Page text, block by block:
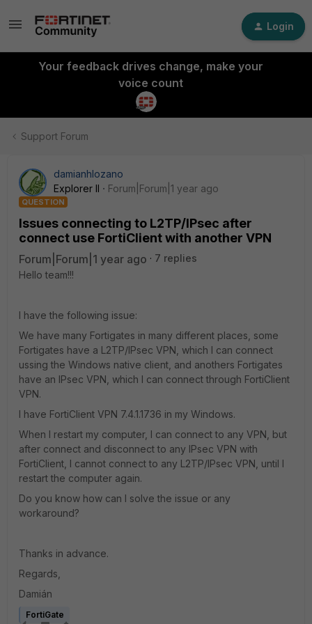
Login
Your feedback drives change, make your
voice count
Support Forum
damianhlozano
Explorer II
Forum|Forum|1 year ago
QUESTION
Issues connecting to L2TP/IPsec after
connect use FortiClient with another VPN
Forum|Forum|1 year ago
7 replies
Hello team!!!
I have the following issue:
We have many Fortigates in many different places, some
Fortigates have a L2TP/IPsec VPN, which I can connect
ussing the Windows native client, and anothers Fortigates
have an IPsec VPN, which I can connect through FortiClient
VPN.
I have FortiClient VPN 7.4.1.1736 in my Windows.
When I restart my computer, I can connect to any VPN, but
after connect and disconnect to any IPsec VPN with
FortiClient, I cannot connect to any L2TP/IPsec VPN, until I
restart the computer again.
Do you know how can I solve the issue or any
workaround?
Thanks in advance.
Regards,
Damián
FortiGate